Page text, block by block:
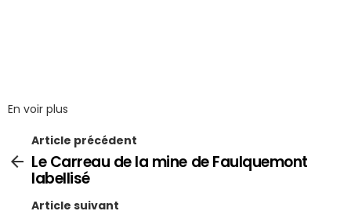
En voir plus
Article précédent
Le Carreau de la mine de Faulquemont
labellisé
Article suivant